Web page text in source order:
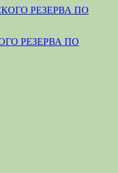
РЕЗЕРВА ПО